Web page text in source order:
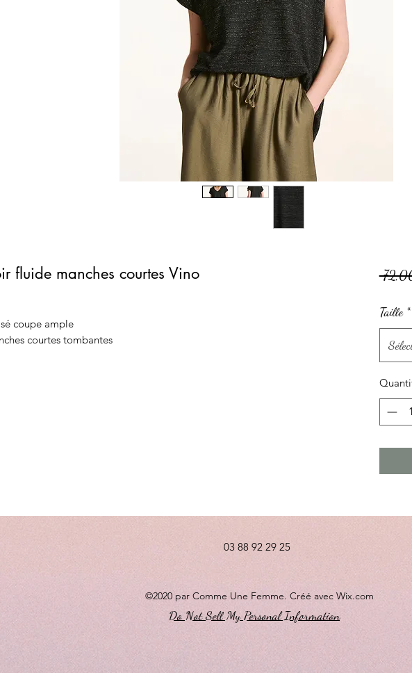
fluide manches courtes Vino
coupe ample
courtes tombantes
Taille *
03 88 92 29 25
©2020 par Comme Une Femme. Créé avec Wix.com
Do Not Sell My Personal Information